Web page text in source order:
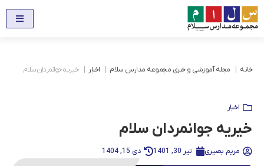
خانه مجله آموزشی و خبری مجموعه مدارس سلام اخبار خیریه جوانمردان سلام
اخبار
خیریه جوانمردان سلام
مریم بصیری تیر 30, 1401 دی 15, 1404